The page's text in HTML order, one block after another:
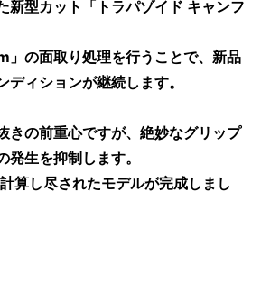
新型カット「トラパゾイド キャンフ
」の面取り処理を行うことで、新品
ィションが継続します。
きの前重心ですが、絶妙なグリップ
生を抑制します。
算し尽されたモデルが完成しまし